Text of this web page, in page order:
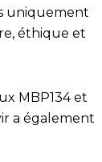
uniquement
éthique et
MBP134 et
a également